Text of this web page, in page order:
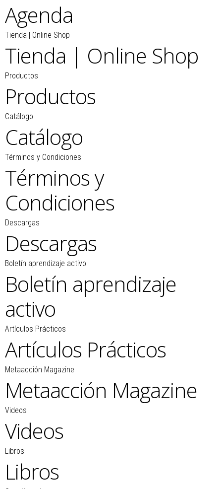
Agenda
Tienda | Online Shop
Tienda | Online Shop
Productos
Productos
Catálogo
Catálogo
Términos y Condiciones
Términos y
Condiciones
Descargas
Descargas
Boletín aprendizaje activo
Boletín aprendizaje
activo
Artículos Prácticos
Artículos Prácticos
Metaacción Magazine
Metaacción Magazine
Videos
Videos
Libros
Libros